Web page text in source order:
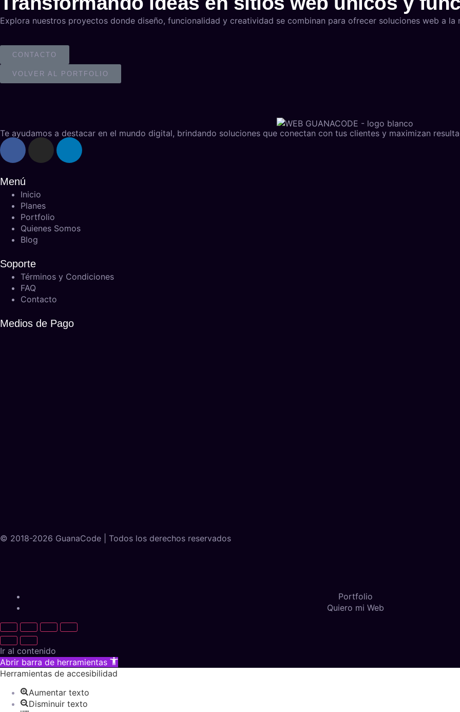
Explora nuestros proyectos donde diseño, funcionalidad y creatividad se combinan para ofrecer soluciones web a la
CONTACTO
VOLVER AL PORTFOLIO
Te ayudamos a destacar en el mundo digital, brindando soluciones que conectan con tus clientes y maximizan
Menú
Inicio
Planes
Portfolio
Quienes Somos
Blog
Soporte
Términos y Condiciones
FAQ
Contacto
Medios de Pago
© 2018-2026 GuanaCode | Todos los derechos reservados
Portfolio
Quiero mi Web
Ir al contenido
Abrir barra de herramientas
Herramientas de accesibilidad
Aumentar texto
Disminuir texto